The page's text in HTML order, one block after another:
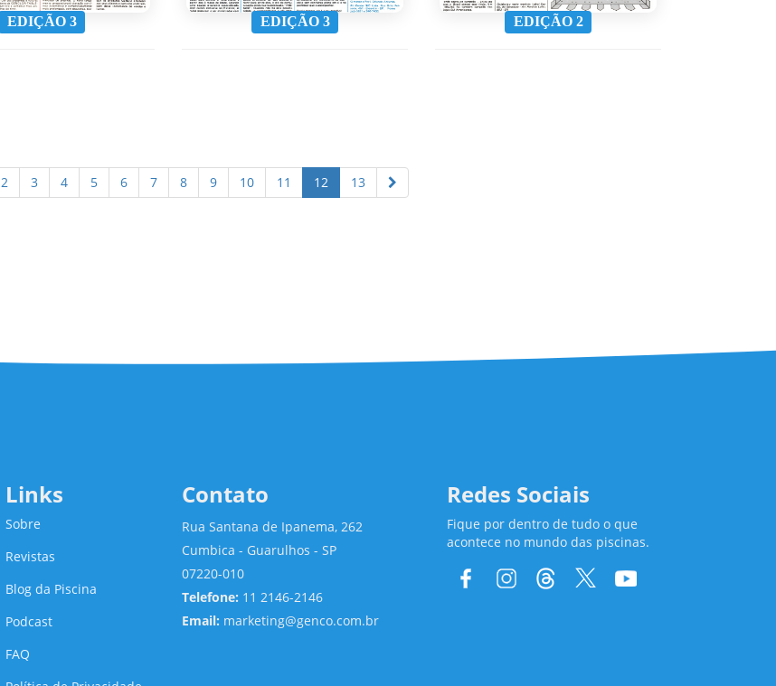
EDIÇÃO 3 EDIÇÃO 3 EDIÇÃO 2
2 3 4 5 6 7 8 9 10 11 12 13
Links
Sobre
Revistas
Blog da Piscina
Podcast
FAQ
Contato
Rua Santana de Ipanema, 262
Cumbica - Guarulhos - SP
07220-010
Telefone: 11 2146-2146
Email: marketing@genco.com.br
Redes Sociais
Fique por dentro de tudo o que
acontece no mundo das piscinas.